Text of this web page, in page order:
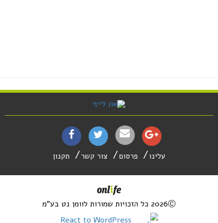
עלינו פרסום צור קשר תקנון
2026Ⓒ כל הזכויות שמורות לוומן נט בע"מ